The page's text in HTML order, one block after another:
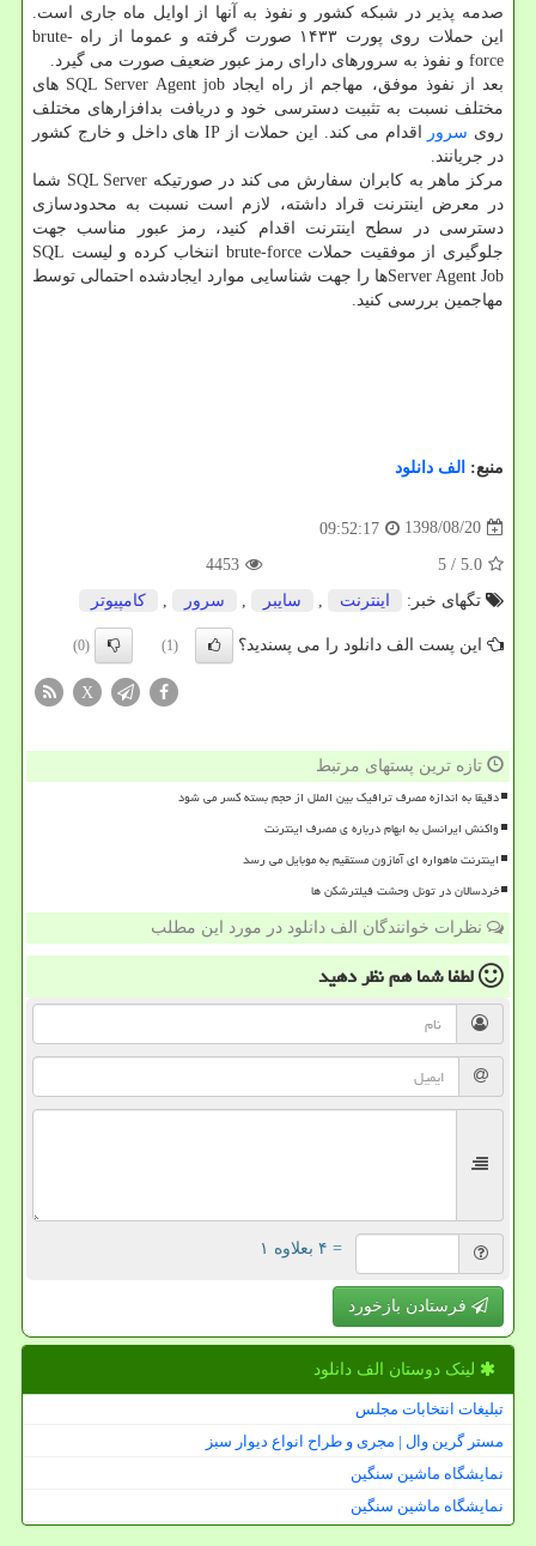
صدمه پذیر در شبكه كشور و نفوذ به آنها از اوایل ماه جاری است.
این حملات روی پورت ۱۴۳۳ صورت گرفته و عموما از راه brute-
force و نفوذ به سرورهای دارای رمز عبور ضعیف صورت می گیرد.
بعد از نفوذ موفق، مهاجم از راه ایجاد SQL Server Agent job های
مختلف نسبت به تثبیت دسترسی خود و دریافت بدافزارهای مختلف
روی سرور
اقدام می كند. این حملات از IP های داخل و خارج كشور
در جریانند.
مركز ماهر به كابران سفارش می كند در صورتیكه SQL Server شما
در معرض اینترنت قراد داشته، لازم است نسبت به محدودسازی
دسترسی در سطح اینترنت اقدام كنید، رمز عبور مناسب جهت
جلوگیری از موفقیت حملات brute-force اننخاب كرده و لیست SQL
Server Agent Jobها را جهت شناسایی موارد ایجادشده احتمالی توسط
مهاجمین بررسی كنید.
منبع: الف دانلود
1398/08/20
09:52:17
5.0
/ 5
4453
تگهای خبر:
اینترنت , سایبر , سرور , كامپیوتر
این پست الف دانلود را می پسندید؟ (1)
(0)
X
تازه ترین پستهای مرتبط
دقیقا به اندازه مصرف ترافیک بین الملل از حجم بسته کسر می شود
واکنش ایرانسل به ابهام درباره ی مصرف اینترنت
اینترنت ماهواره ای آمازون مستقیم به موبایل می رسد
خردسالان در تونل وحشت فیلترشکن ها
نظرات خوانندگان الف دانلود در مورد این مطلب
لطفا شما همنظر دهید
= ۴ بعلاوه ۱
فرستادن بازخورد
لینک دوستان الف دانلود
تبلیغات انتخابات مجلس
مستر گرین وال | مجری و طراح انواع دیوار سبز
نمایشگاه ماشین سنگین
نمایشگاه ماشین سنگین